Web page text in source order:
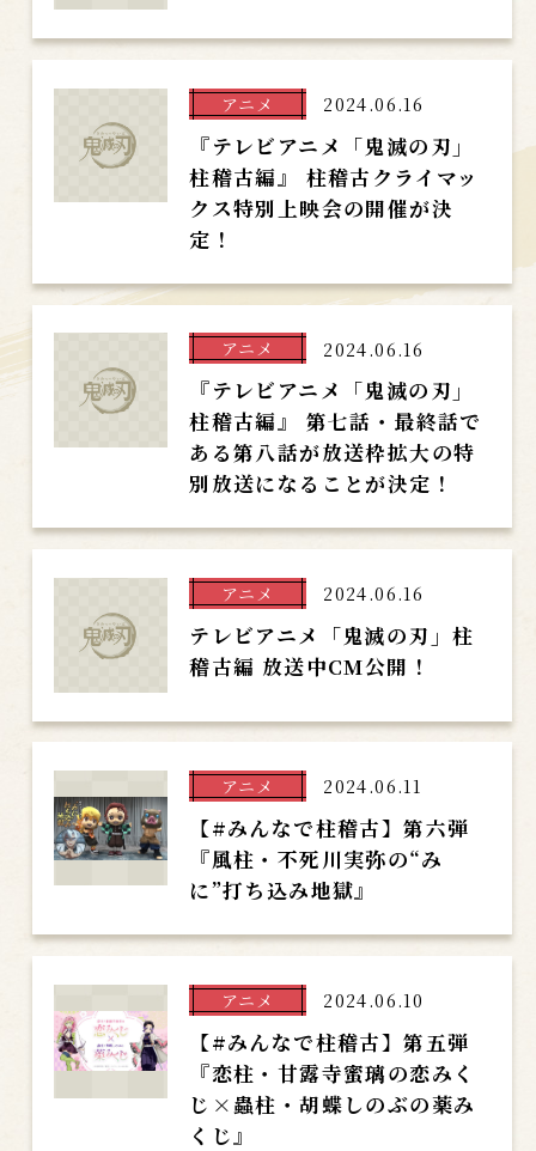
アニメ
『テレビアニメ「鬼滅の刃」
柱稽古編』 柱稽古クライマッ
クス特別上映会の開催が決
定！
2024.06.16
アニメ
『テレビアニメ「鬼滅の刃」
柱稽古編』 第七話・最終話で
ある第八話が放送枠拡大の特
別放送になることが決定！
2024.06.16
アニメ
テレビアニメ「鬼滅の刃」柱
稽古編 放送中CM公開！
2024.06.16
アニメ
【#みんなで柱稽古】第六弾
『風柱・不死川実弥の“み
に”打ち込み地獄』
2024.06.11
アニメ
【#みんなで柱稽古】第五弾
『恋柱・甘露寺蜜璃の恋みく
じ×蟲柱・胡蝶しのぶの薬み
くじ』
2024.06.10